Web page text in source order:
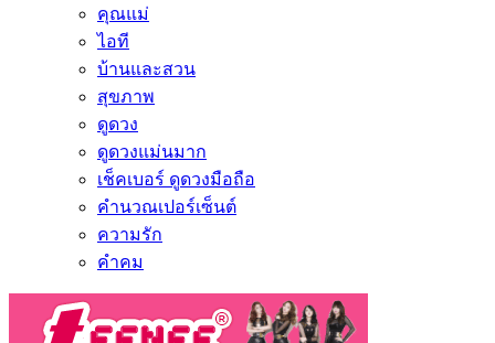
คุณแม่
ไอที
บ้านและสวน
สุขภาพ
ดูดวง
ดูดวงแม่นมาก
เช็คเบอร์ ดูดวงมือถือ
คำนวณเปอร์เซ็นต์
ความรัก
คำคม